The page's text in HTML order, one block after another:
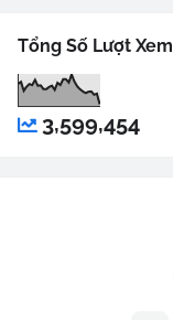
Tổng Số Lượt Xem
3,599,454